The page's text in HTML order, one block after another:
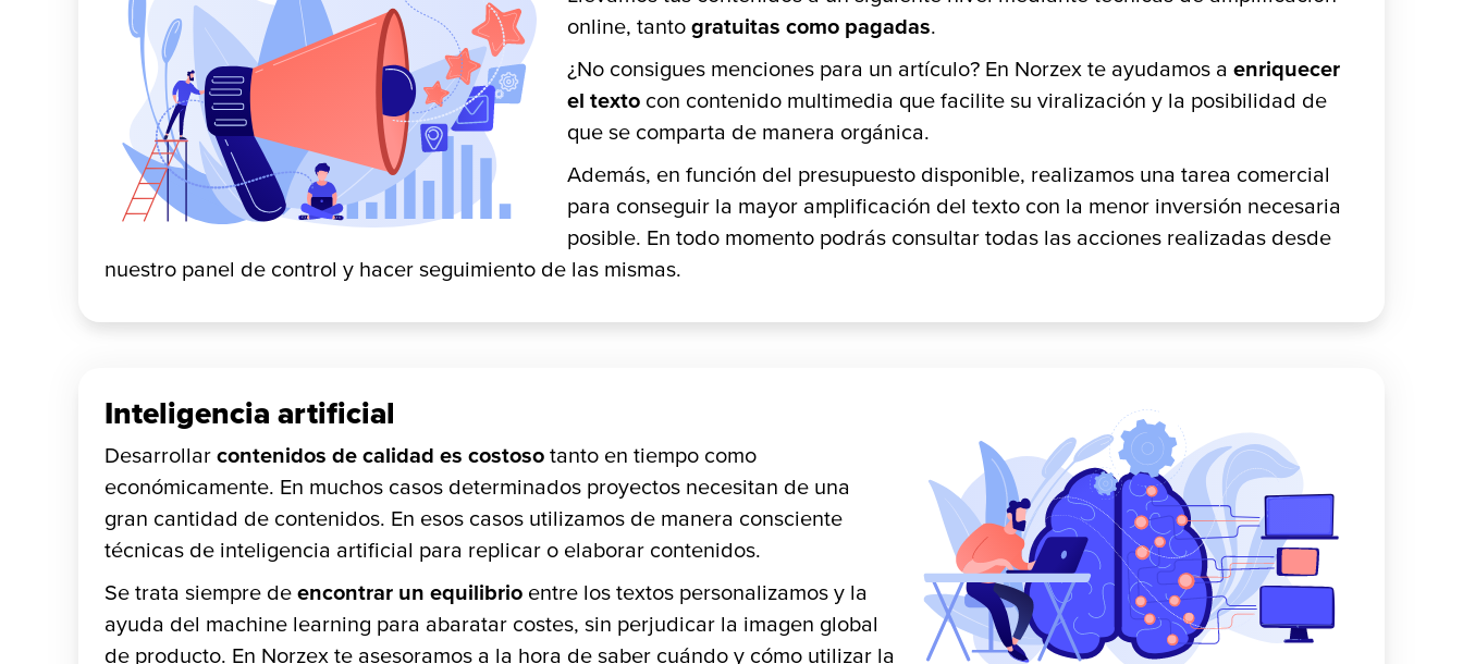
online, tanto gratuitas como pagadas.
¿No consigues menciones para un artículo? En Norzex te ayudamos a enriquecer
el textocon contenido multimedia que facilite su viralización y la posibilidad de
que se comparta de manera orgánica.
Además, en función del presupuesto disponible, realizamos una tarea comercial
para conseguir la mayor amplificación del texto con la menor inversión necesaria
posible. En todo momento podrás consultar todas las acciones realizadas desde
nuestro panel de control y hacer seguimiento de las mismas.
Inteligencia artificial
Desarrollar contenidos de calidad es costoso tanto en tiempo como
económicamente. En muchos casos determinados proyectos necesitan de una
gran cantidad de contenidos. En esos casos utilizamos de manera consciente
técnicas de inteligencia artificial para replicar o elaborar contenidos.
Se trata siempre de encontrar un equilibrio entre los textos personalizamos y la
ayuda del machine learning para abaratar costes, sin perjudicar la imagen global
de producto. En Norzex te asesoramos a la hora de saber cuándo y cómo utilizar la